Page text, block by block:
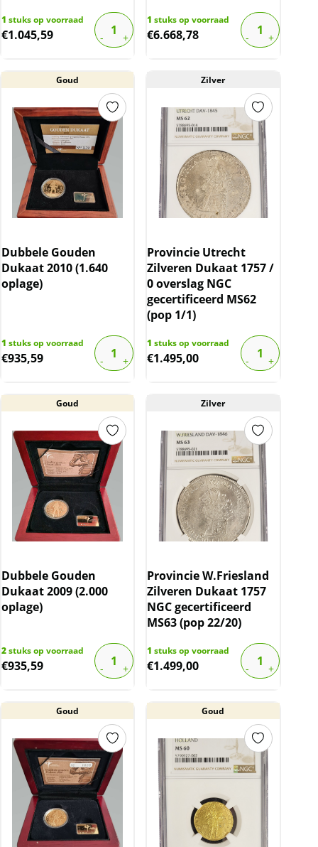
1 stuks op voorraad
€1.045,59
1 stuks op voorraad
€6.668,78
Goud
Dubbele Gouden
Dukaat 2010 (1.640
oplage)
1 stuks op voorraad
€935,59
Zilver
Provincie Utrecht
Zilveren Dukaat 1757 /
0 overslag NGC
gecertificeerd MS62
(pop 1/1)
1 stuks op voorraad
€1.495,00
Goud
Dubbele Gouden
Dukaat 2009 (2.000
oplage)
2stuks op voorraad
€935,59
Zilver
Provincie W.Friesland
Zilveren Dukaat 1757
NGC gecertificeerd
MS63 (pop 22/20)
1 stuks op voorraad
€1.499,00
Goud Goud